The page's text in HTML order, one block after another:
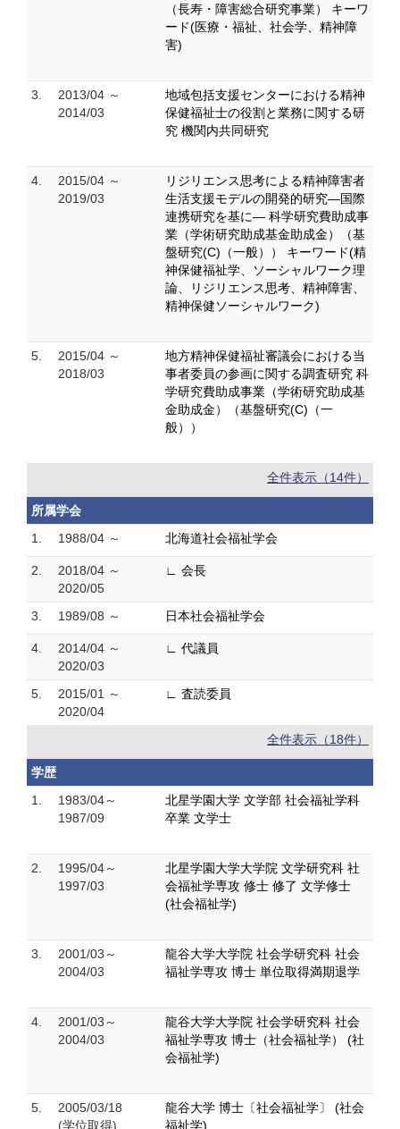
（長寿・障害総合研究事業） キーワ
ード(医療・福祉、社会学、精神障
害)
3.
2013/04 ～
2014/03
地域包括支援センターにおける精神
保健福祉士の役割と業務に関する研
究 機関内共同研究
4.
2015/04 ～
2019/03
リジリエンス思考による精神障害者
生活支援モデルの開発的研究―国際
連携研究を基に― 科学研究費助成事
業（学術研究助成基金助成金）（基
盤研究(C)（一般）） キーワード(精
神保健福祉学、ソーシャルワーク理
論、リジリエンス思考、精神障害、
精神保健ソーシャルワーク)
5.
2015/04 ～
2018/03
地方精神保健福祉審議会における当
事者委員の参画に関する調査研究 科
学研究費助成事業（学術研究助成基
金助成金）（基盤研究(C)（一
般））
全件表示（14件）
所属学会
1.
1988/04 ～ 北海道社会福祉学会
2.
2018/04 ～
2020/05
∟ 会長
3. 1989/08 ～ 日本社会福祉学会
4.
2014/04 ～
2020/03
∟ 代議員
5.
2015/01 ～
2020/04
∟ 査読委員
全件表示（18件）
学歴
1.
1983/04～
1987/09
北星学園大学 文学部 社会福祉学科
卒業 文学士
2.
1995/04～
1997/03
北星学園大学大学院 文学研究科 社
会福祉学専攻 修士 修了 文学修士
(社会福祉学)
3.
2001/03～
2004/03
龍谷大学大学院 社会学研究科 社会
福祉学専攻 博士 単位取得満期退学
4.
2001/03～
2004/03
龍谷大学大学院 社会学研究科 社会
福祉学専攻 博士（社会福祉学） (社
会福祉学)
5.
2005/03/18
(学位取得)
龍谷大学 博士〔社会福祉学〕 (社会
福祉学)